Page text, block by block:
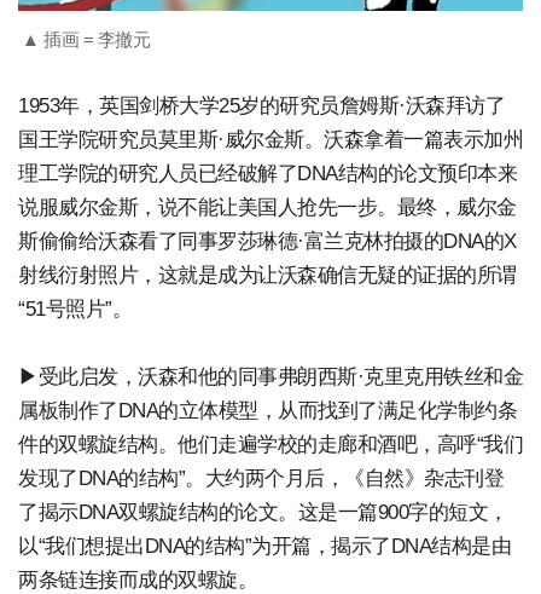
▲ 插画 = 李撤元
1953年，英国剑桥大学25岁的研究员詹姆斯·沃森拜访了
国王学院研究员莫里斯·威尔金斯。沃森拿着一篇表示加州
理工学院的研究人员已经破解了DNA结构的论文预印本来
说服威尔金斯，说不能让美国人抢先一步。最终，威尔金
斯偷偷给沃森看了同事罗莎琳德·富兰克林拍摄的DNA的X
射线衍射照片，这就是成为让沃森确信无疑的证据的所谓
“51号照片”。
▶受此启发，沃森和他的同事弗朗西斯·克里克用铁丝和金
属板制作了DNA的立体模型，从而找到了满足化学制约条
件的双螺旋结构。他们走遍学校的走廊和酒吧，高呼“我们
发现了DNA的结构”。大约两个月后，《自然》杂志刊登
了揭示DNA双螺旋结构的论文。这是一篇900字的短文，
以“我们想提出DNA的结构”为开篇，揭示了DNA结构是由
两条链连接而成的双螺旋。